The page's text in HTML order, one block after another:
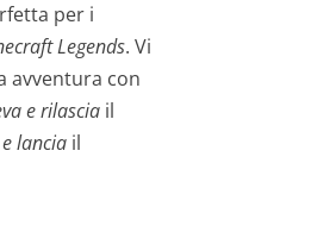
per i
Legends. Vi
avventura con
e rilasciail
lanciail